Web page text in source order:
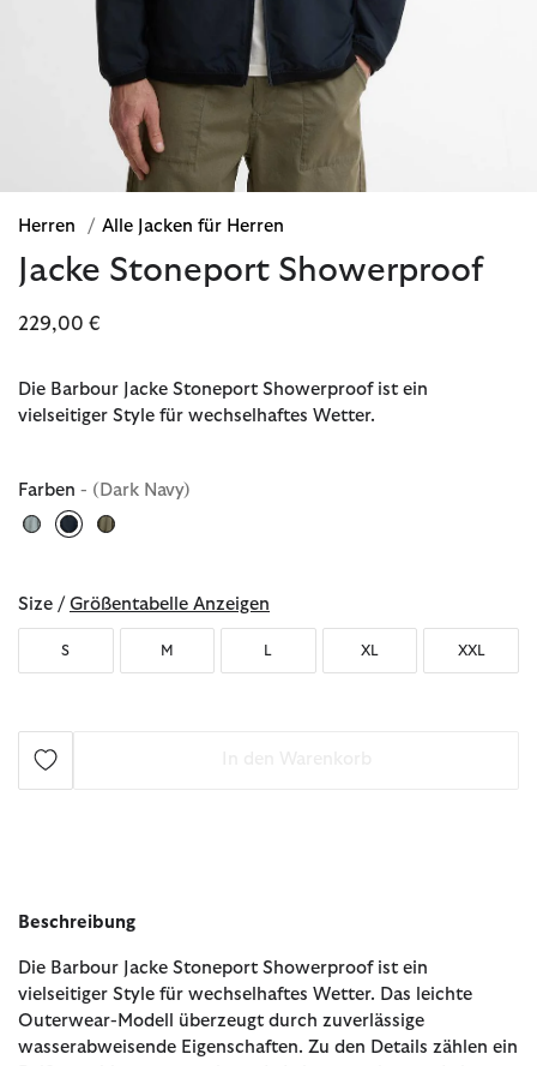
Herren / Alle Jacken für Herren
Jacke Stoneport Showerproof
229,00 €
Die Barbour Jacke Stoneport Showerproof ist ein
vielseitiger Style für wechselhaftes Wetter.
Farben - (Dark Navy)
Size / Größentabelle Anzeigen
S M L XL XXL
Beschreibung
Die Barbour Jacke Stoneport Showerproof ist ein
vielseitiger Style für wechselhaftes Wetter. Das leichte
Outerwear-Modell überzeugt durch zuverlässige
wasserabweisende Eigenschaften. Zu den Details zählen ein